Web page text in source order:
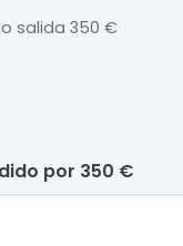
(etiqueta al
salida 350 €
por 350 €